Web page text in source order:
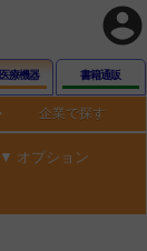
account_circle
医療機器 書籍通販
企業で探す
オプション